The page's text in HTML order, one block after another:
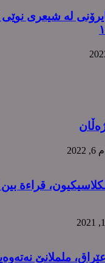
لە شیعری نوێی
قراءة بین
ململانێ